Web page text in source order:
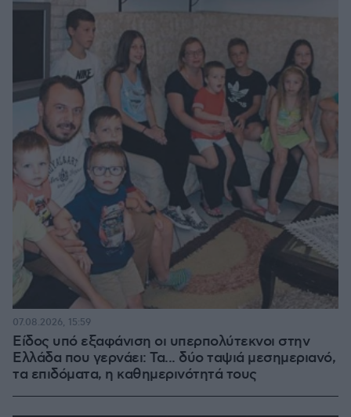
Είδος υπό εξαφάνιση οι υπερπολύτεκνοι στην
Ελλάδα που γερνάει: Τα... δύο ταψιά μεσημεριανό,
τα επιδόματα, η καθημερινότητά τους
07.08.2026, 15:59